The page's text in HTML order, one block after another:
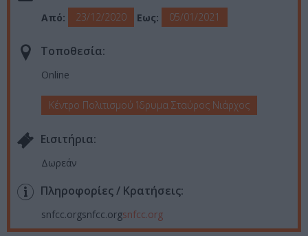
Από: 23/12/2020 Εως: 05/01/2021
Τοποθεσία:
Online
Κέντρο Πολιτισμού Ίδρυμα Σταύρος Νιάρχος
Eισιτήρια:
Δωρεάν
Πληροφορίες / Κρατήσεις:
snfcc.orgsnfcc.orgsnfcc.org